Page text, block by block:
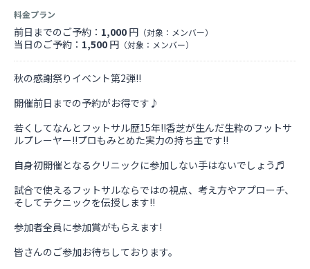
料金プラン
前日までのご予約： 1,000 円 （対象：メンバー）
当日のご予約： 1,500 円 （対象：メンバー）
秋の感謝祭りイベント第2弾!!
開催前日までの予約がお得です♪
若くしてなんとフットサル歴15年!!香芝が生んだ生粋のフットサ
ルプレーヤー!!プロもみとめた実力の持ち主です!!
自身初開催となるクリニックに参加しない手はないでしょう♬
試合で使えるフットサルならではの視点、考え方やアプローチ、
そしてテクニックを伝授します!!
参加者全員に参加賞がもらえます!
皆さんのご参加お待ちしております。